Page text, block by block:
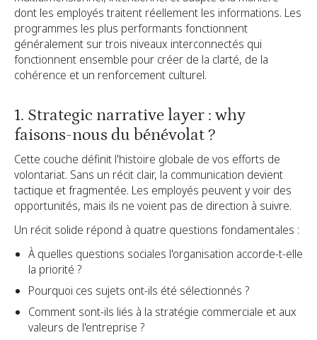
dont les employés traitent réellement les informations. Les
programmes les plus performants fonctionnent
généralement sur trois niveaux interconnectés qui
fonctionnent ensemble pour créer de la clarté, de la
cohérence et un renforcement culturel.
1. Strategic narrative layer : why
faisons-nous du bénévolat ?
Cette couche définit l'histoire globale de vos efforts de
volontariat. Sans un récit clair, la communication devient
tactique et fragmentée. Les employés peuvent y voir des
opportunités, mais ils ne voient pas de direction à suivre.
Un récit solide répond à quatre questions fondamentales :
À quelles questions sociales l'organisation accorde-t-elle
la priorité ?
Pourquoi ces sujets ont-ils été sélectionnés ?
Comment sont-ils liés à la stratégie commerciale et aux
valeurs de l'entreprise ?